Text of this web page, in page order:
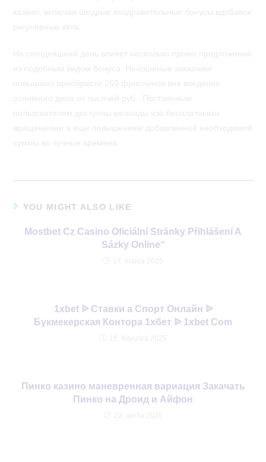
YOU MIGHT ALSO LIKE
Mostbet Cz Casino Oficiální Stránky Přihlášení A
Sázky Online“
1xbet ᐉ Ставки а Спорт Онлайн ᐉ
Букмекерская Контора 1хбет ᐉ 1xbet Com
Пинко казино маневренная вариация Закачать
Пинко на Дроид и Айфон